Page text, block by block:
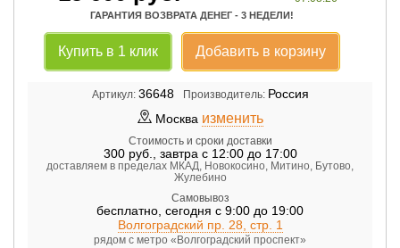
ГАРАНТИЯ ВОЗВРАТА ДЕНЕГ - 3 НЕДЕЛИ!
Купить в 1 клик Добавить в корзину
Артикул: 36648 Производитель: Россия
Москва изменить
Стоимость и сроки доставки
300руб., завтра с 12:00 до 17:00
доставляем в пределах МКАД, Новокосино, Митино, Бутово,
Жулебино
Самовывоз
бесплатно, сегодня с 9:00 до 19:00
Волгоградский пр. 28, стр. 1
рядом с метро «Волгоградский проспект»